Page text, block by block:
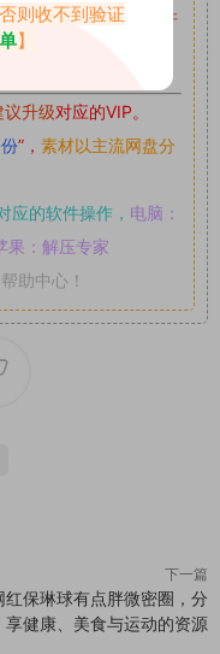
用，未经原版权作者许
载24小时内删除！
升级对应的VIP。
”， 素材以主流网盘分
应的软件操作， 电脑：
：解压专家
助中心！
下一篇
红保琳球有点胖微密圈，分
享健康、美食与运动的资源
则收不到验证
】